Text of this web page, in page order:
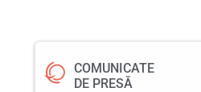
COMUNICATE
DE PRESĂ